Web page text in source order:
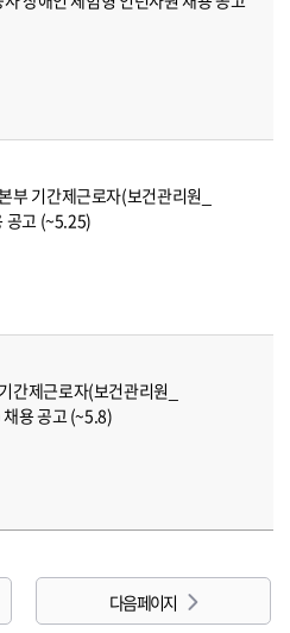
부 기간제근로자(보건관리원_
공고 (~5.25)
간제근로자(보건관리원_
용 공고 (~5.8)
다음 페이지